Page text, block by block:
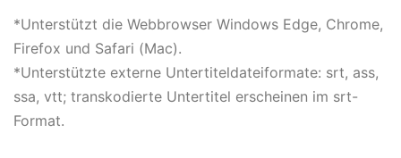
*Unterstützt die Webbrowser Windows Edge, Chrome,
Firefox und Safari (Mac).
*Unterstützte externe Untertiteldateiformate: srt, ass,
ssa, vtt; transkodierte Untertitel erscheinen im srt-
Format.